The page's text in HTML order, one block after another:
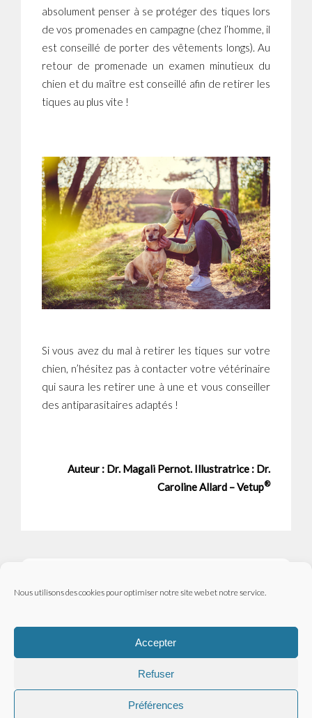
Nous utilisons des cookies pour optimiser notre site web et notre service.
Accepter
Refuser
Préférences
absolument penser à se protéger des tiques lors
de vos promenades en campagne (chez l’homme, il
est conseillé de porter des vêtements longs). Au
retour de promenade un examen minutieux du
chien et du maître est conseillé afin de retirer les
tiques au plus vite !
Si vous avez du mal à retirer les tiques sur votre
chien, n’hésitez pas à contacter votre vétérinaire
qui saura les retirer une à une et vous conseiller
des antiparasitaires adaptés !
Auteur : Dr. Magali Pernot. Illustratrice : Dr.
Caroline Allard – Vetup®
Contactez-nous Mentions légales
© Vetup - logiciel vétérinaire